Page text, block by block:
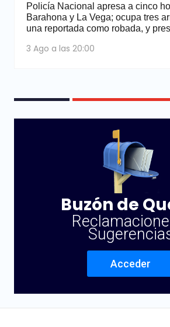
Policía Nacional apresa a cinco
Barahona y La Vega; ocupa tres
una reportada como robada, y
3 Ago a las 20:00
Buzón de
Acceder